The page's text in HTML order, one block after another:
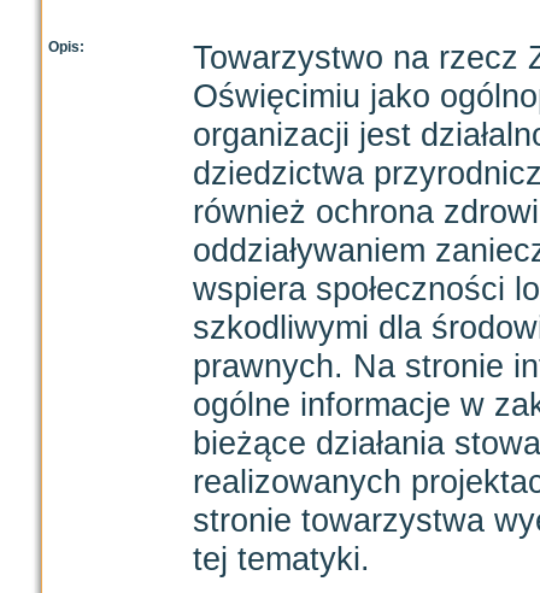
Opis:
Towarzystwo na rzecz
Oświęcimiu jako
organizacji jest
dziedzictwa
również ochrona
oddziaływaniem
wspiera społeczności
szkodliwymi dla
prawnych. Na stronie
ogólne informacje w
bieżące działania
realizowanych
stronie towarzystwa
tej tematyki.